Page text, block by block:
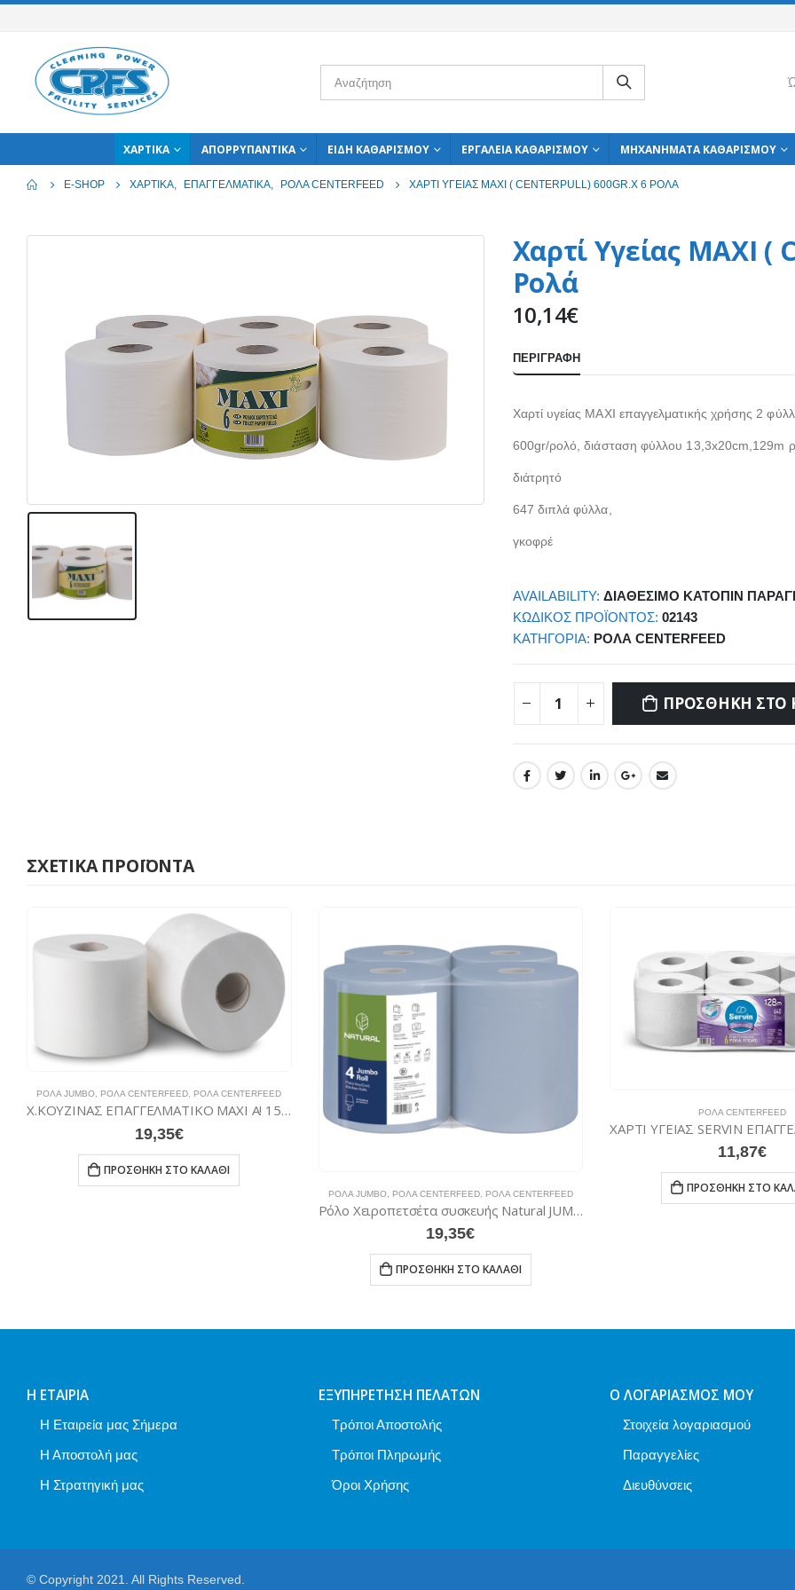
ΧΑΡΤΙΚΆ ΑΠΟΡΡΥΠΑΝΤΙΚΆ ΕΊΔΗ ΚΑΘΑΡΙΣΜΟΎ ΕΡΓΑΛΕΊΑ ΚΑΘΑΡΙΣΜΟΎ ΜΗΧΑΝΉΜΑΤΑ ΚΑΘΑΡΙΣΜΟΎ
E-SHOP ΧΑΡΤΙΚΆ, ΕΠΑΓΓΕΛΜΑΤΙΚΆ, ΡΟΛΆ CENTERFEED ΧΑΡΤΊ ΥΓΕΊΑΣ MAXI ( CENTERPULL) 600GR.X 6 ΡΟΛΆ
Χαρτί Υγείας MAXI (
Ρολά
10,14€
ΠΕΡΙΓΡΑΦΉ
Χαρτί υγείας MAXI επαγγελματικής χρήσης 2
600gr/ρολό, διάσταση φύλλου 13,3x20cm,129m
διάτρητό
647 διπλά φύλλα,
γκοφρέ
AVAILABILITY: ΔΙΑΘΈΣΙΜΟ ΚΑΤΌΠΙΝ
ΚΩΔΙΚΌΣ ΠΡΟΪΌΝΤΟΣ: 02143
ΚΑΤΗΓΟΡΊΑ: ΡΟΛΆ CENTERFEED
ΠΡΟΣΘΉΚΗ ΣΤΟ
ΣΧΕΤΙΚΆ ΠΡΟΪΌΝΤΑ
ΡΟΛΆ JUMBO, ΡΟΛΆ CENTERFEED, ΡΟΛΆ CENTERFEED
Χ.ΚΟΥΖΙΝΑΣ ΕΠΑΓΓΕΛΜΑΤΙΚΟ MAXI A! 1500grX4
19,35€
ΠΡΟΣΘΉΚΗ ΣΤΟ ΚΑΛΆΘΙ
ΡΟΛΆ JUMBO, ΡΟΛΆ CENTERFEED, ΡΟΛΆ CENTERFEED
Ρόλο Χειροπετσέτα συσκευής Natural JUMBO ROLL 1500γρ./ 4 ρολά ΜΠΛΕ
19,35€
ΠΡΟΣΘΉΚΗ ΣΤΟ ΚΑΛΆΘΙ
ΡΟΛΆ CENTERFEED
11,87€
ΠΡΟΣΘΉΚΗ ΣΤΟ
Η ΕΤΑΙΡΊΑ
Η Εταιρεία μας Σήμερα
Η Αποστολή μας
Η Στρατηγική μας
ΕΞΥΠΗΡΈΤΗΣΗ ΠΕΛΑΤΏΝ
Τρόποι Αποστολής
Τρόποι Πληρωμής
Όροι Χρήσης
Ο ΛΟΓΑΡΙΑΣΜΌΣ ΜΟΥ
Στοιχεία λογαριασμού
Παραγγελίες
Διευθύνσεις
© Copyright 2021. All Rights Reserved.